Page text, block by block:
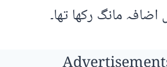
مانگ رکھا تھا۔